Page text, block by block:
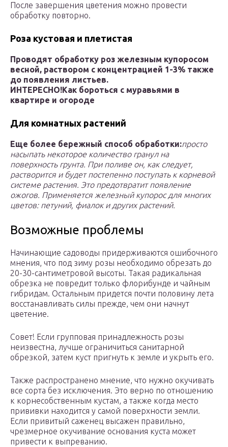
После завершения цветения можно провести
обработку повторно.
Роза кустовая и плетистая
Проводят обработку роз железным купоросом
весной, раствором с концентрацией 1-3% также
до появления листьев.
ИНТЕРЕСНО!Как бороться с муравьями в
квартире и огороде
Для комнатных растений
Еще более бережный способ обработки:просто
насыпать некоторое количество гранул на
поверхность грунта. При поливе он, как следует,
растворится и будет постепенно поступать к корневой
системе растения. Это предотвратит появление
ожогов. Применяется железный купорос для многих
цветов: петуний, фиалок и других растений.
Возможные проблемы
Начинающие садоводы придерживаются ошибочного
мнения, что под зиму розы необходимо обрезать до
20-30-сантиметровой высоты. Такая радикальная
обрезка не повредит только флорибунде и чайным
гибридам. Остальным придется почти половину лета
восстанавливать силы прежде, чем они начнут
цветение.
Совет! Если групповая принадлежность розы
неизвестна, лучше ограничиться санитарной
обрезкой, затем куст пригнуть к земле и укрыть его.
Также распространено мнение, что нужно окучивать
все сорта без исключения. Это верно по отношению
к корнесобственным кустам, а также когда место
прививки находится у самой поверхности земли.
Если привитый саженец высажен правильно,
чрезмерное окучивание основания куста может
привести к выпреванию.